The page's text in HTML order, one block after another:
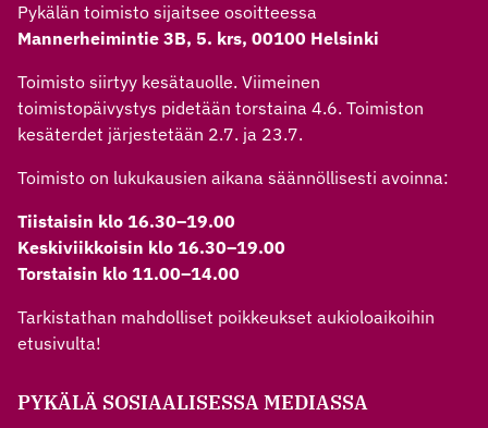
Pykälän toimisto sijaitsee osoitteessa
Mannerheimintie 3B, 5. krs, 00100 Helsinki
Toimisto siirtyy kesätauolle. Viimeinen
toimistopäivystys pidetään torstaina 4.6. Toimiston
kesäterdet järjestetään 2.7. ja 23.7.
Toimisto on lukukausien aikana säännöllisesti avoinna:
Tiistaisin klo 16.30–19.00
Keskiviikkoisin klo 16.30–19.00
Torstaisin klo 11.00–14.00
Tarkistathan mahdolliset poikkeukset aukioloaikoihin
etusivulta!
PYKÄLÄ SOSIAALISESSA MEDIASSA